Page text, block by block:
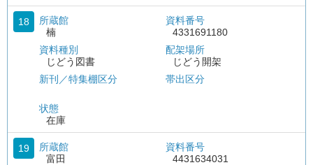
18
所蔵館
楠
資料種別
じどう図書
新刊／特集棚区分
状態
在庫
資料番号
4331691180
配架場所
じどう開架
帯出区分
19
所蔵館
富田
資料番号
4431634031